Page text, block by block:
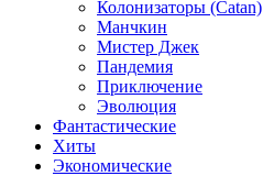
Колонизаторы (Catan)
Манчкин
Мистер Джек
Пандемия
Приключение
Эволюция
Фантастические
Хиты
Экономические